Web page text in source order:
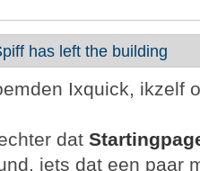
has left the building
Ixquick, ikzelf
dat
iets dat een paar